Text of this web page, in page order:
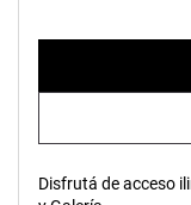
Disfrutá de acceso